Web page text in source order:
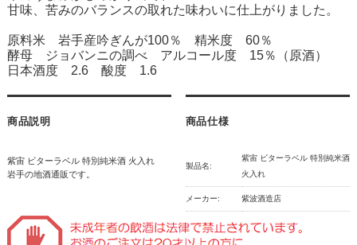
甘味、苦みのバランスの取れた味わいに仕上がりました。
原料米 岩手産吟ぎんが100％ 精米度 60％
酵母 ジョバンニの調べ アルコール度 15％（原酒）
日本酒度 2.6 酸度 1.6
商品説明
紫宙 ビターラベル 特別純米酒 火入れ
岩手の地酒通販です。
商品仕様
製品名:
紫宙 ビターラベル 特別純米酒
火入れ
メーカー: 紫波酒造店